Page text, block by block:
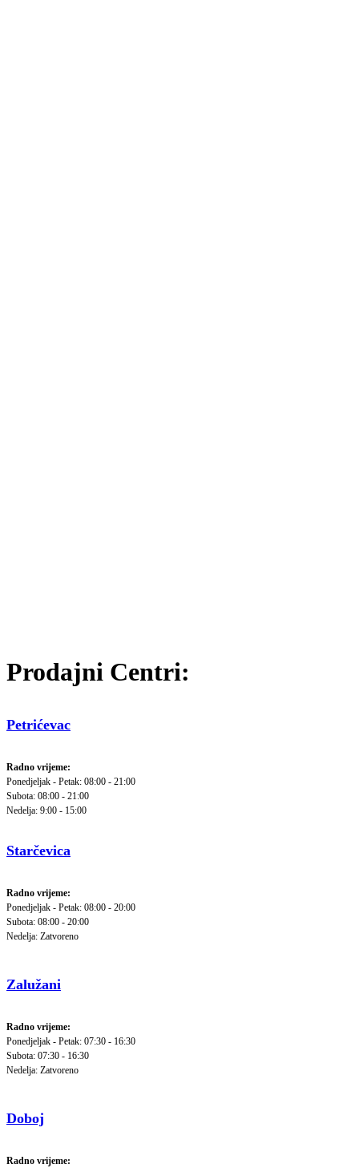
Prodajni Centri:
Petrićevac
Radno vrijeme:
Ponedjeljak - Petak: 08:00 - 21:00
Subota: 08:00 - 21:00
Nedelja: 9:00 - 15:00
Starčevica
Radno vrijeme:
Ponedjeljak - Petak: 08:00 - 20:00
Subota: 08:00 - 20:00
Nedelja: Zatvoreno
Zalužani
Radno vrijeme:
Ponedjeljak - Petak: 07:30 - 16:30
Subota: 07:30 - 16:30
Nedelja: Zatvoreno
Doboj
Radno vrijeme: